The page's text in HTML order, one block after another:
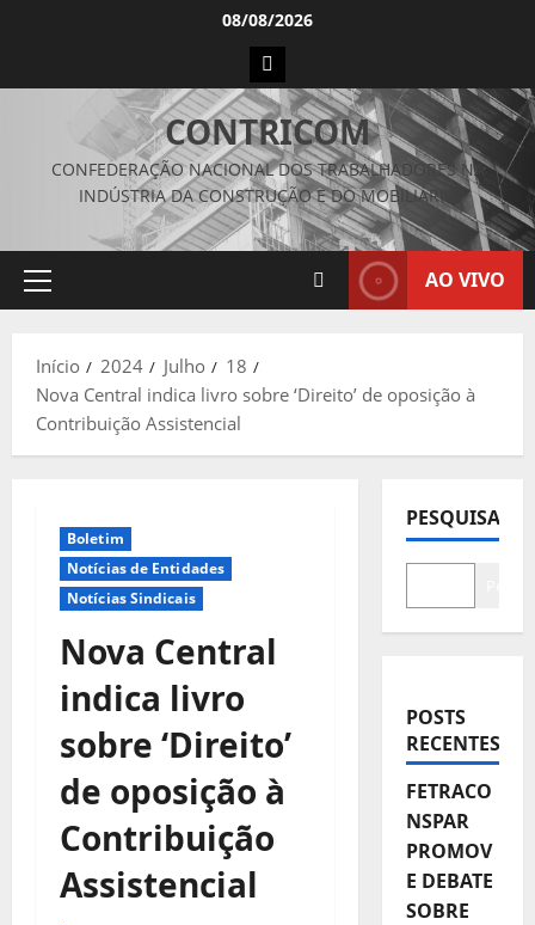
08/08/2026
Instagram
CONTRICOM
CONFEDERAÇÃO NACIONAL DOS TRABALHADORES NA
INDÚSTRIA DA CONSTRUÇÃO E DO MOBILIÁRIO
Menu
AO VIVO
Início 2024 Julho
18
Nova Central indica livro sobre ‘Direito’ de oposição à
Contribuição Assistencial
Boletim
Notícias de Entidades
Notícias Sindicais
Nova Central
indica livro
sobre ‘Direito’
de oposição à
Contribuição
Assistencial
PESQUISAR
POSTS
RECENTES
FETRACO
NSPAR
PROMOV
E DEBATE
SOBRE